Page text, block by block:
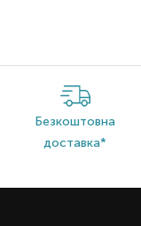
Безкоштовна
доставка*